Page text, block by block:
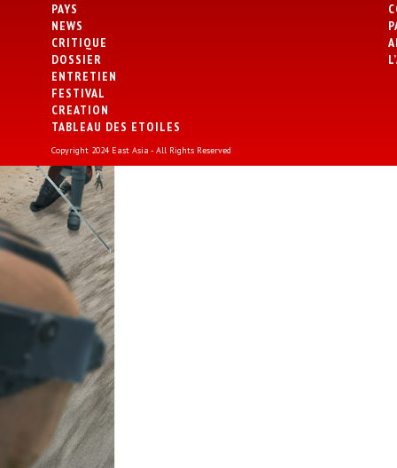
PAYS
NEWS
CRITIQUE
DOSSIER
ENTRETIEN
FESTIVAL
CREATION
TABLEAU DES ETOILES
Copyright 2024 East Asia - All Rights Reserved